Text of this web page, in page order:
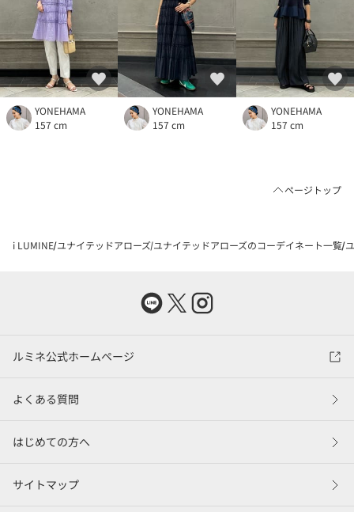
YONEHAMA
157 cm
YONEHAMA
157 cm
YONEHAMA
157 cm
ページトップ
i LUMINE ユナイテッドアローズ ユナイテッドアローズのコーデイネート一覧
ルミネ公式ホームページ
よくある質問
はじめての方へ
サイトマップ